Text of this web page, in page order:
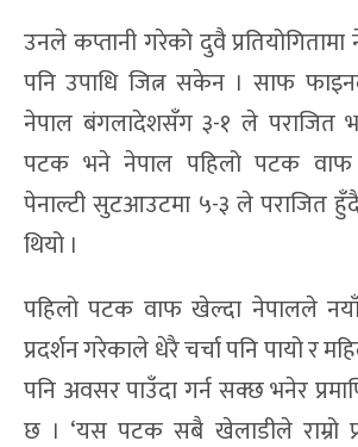
उनले कप्तानी गरेको दुवै
पनि उपाधि जित्न सकेन । साफ
नेपाल बंगलादेशसँग ३-१ ले पराजित
पटक भने नेपाल पहिलो पटक वाफ
पेनाल्टी सुटआउटमा ५-३ ले पराजित
थियो ।
पहिलो पटक वाफ खेल्दा नेपालले नयाँ
प्रदर्शन गरेकाले धेरै चर्चा पनि पायो र
पनि अवसर पाउँदा गर्न सक्छ भनेर
छ । ‘यस पटक सबै खेलाडीले राम्रो